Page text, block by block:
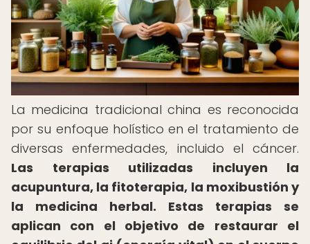
La medicina tradicional china es reconocida
por su enfoque holístico en el tratamiento de
diversas enfermedades, incluido el cáncer.
Las terapias utilizadas incluyen la
acupuntura, la fitoterapia, la moxibustión y
la medicina herbal.
Estas terapias se
aplican con el objetivo de restaurar el